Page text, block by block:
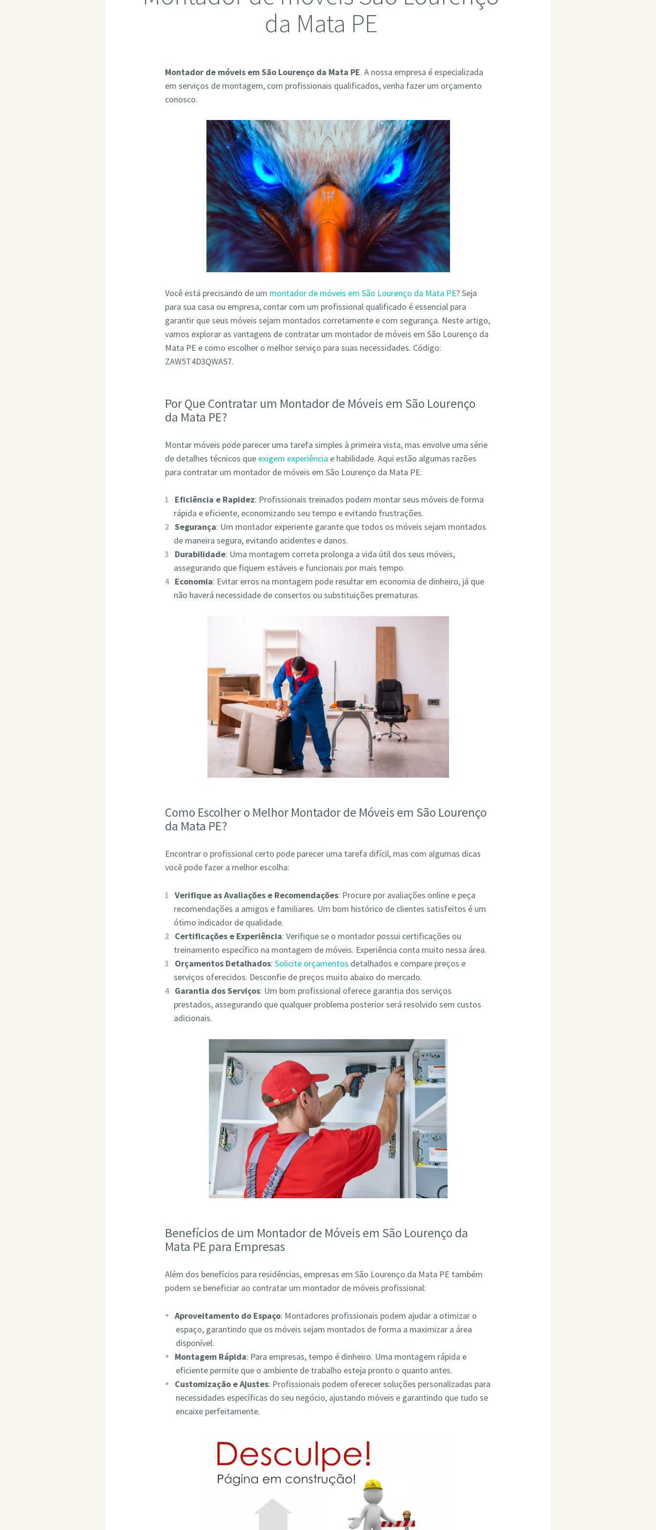
da Mata PE
Montador de móveis em São Lourenço da Mata PE. A nossa empresa é especializada
em serviços de montagem, com profissionais qualificados, venha fazer um orçamento
conosco.
Você está precisando de um montador de móveis em São Lourenço da Mata PE? Seja
para sua casa ou empresa, contar com um profissional qualificado é essencial para
garantir que seus móveis sejam montados corretamente e com segurança. Neste artigo,
vamos explorar as vantagens de contratar um montador de móveis em São Lourenço da
Mata PE e como escolher o melhor serviço para suas necessidades. Código:
ZAW5T4D3QWAS7.
Por Que Contratar um Montador de Móveis em São Lourenço
da Mata PE?
Montar móveis pode parecer uma tarefa simples à primeira vista, mas envolve uma série
de detalhes técnicos que exigem experiência e habilidade. Aqui estão algumas razões
para contratar um montador de móveis em São Lourenço da Mata PE:
Eficiência e Rapidez: Profissionais treinados podem montar seus móveis de forma
rápida e eficiente, economizando seu tempo e evitando frustrações.
Segurança: Um montador experiente garante que todos os móveis sejam montados
de maneira segura, evitando acidentes e danos.
Durabilidade: Uma montagem correta prolonga a vida útil dos seus móveis,
assegurando que fiquem estáveis e funcionais por mais tempo.
Economia: Evitar erros na montagem pode resultar em economia de dinheiro, já que
não haverá necessidade de consertos ou substituições prematuras.
Como Escolher o Melhor Montador de Móveis em São Lourenço
da Mata PE?
Encontrar o profissional certo pode parecer uma tarefa difícil, mas com algumas dicas
você pode fazer a melhor escolha:
Verifique as Avaliações e Recomendações: Procure por avaliações online e peça
recomendações a amigos e familiares. Um bom histórico de clientes satisfeitos é um
ótimo indicador de qualidade.
Certificações e Experiência: Verifique se o montador possui certificações ou
treinamento específico na montagem de móveis. Experiência conta muito nessa área.
Orçamentos Detalhados:Solicite orçamentos detalhados e compare preços e
serviços oferecidos. Desconfie de preços muito abaixo do mercado.
Garantia dos Serviços: Um bom profissional oferece garantia dos serviços
prestados, assegurando que qualquer problema posterior será resolvido sem custos
adicionais.
Benefícios de um Montador de Móveis em São Lourenço da
Mata PE para Empresas
Além dos benefícios para residências, empresas em São Lourenço da Mata PE também
podem se beneficiar ao contratar um montador de móveis profissional:
Aproveitamento do Espaço: Montadores profissionais podem ajudar a otimizar o
espaço, garantindo que os móveis sejam montados de forma a maximizar a área
disponível.
Montagem Rápida: Para empresas, tempo é dinheiro. Uma montagem rápida e
eficiente permite que o ambiente de trabalho esteja pronto o quanto antes.
Customização e Ajustes: Profissionais podem oferecer soluções personalizadas para
necessidades específicas do seu negócio, ajustando móveis e garantindo que tudo se
encaixe perfeitamente.